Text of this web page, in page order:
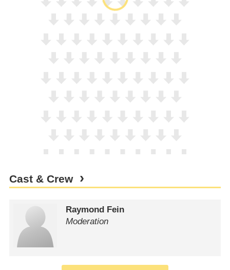
Cast & Crew
Raymond Fein
Moderation